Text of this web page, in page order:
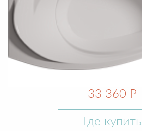
33 360 Р
Где купить